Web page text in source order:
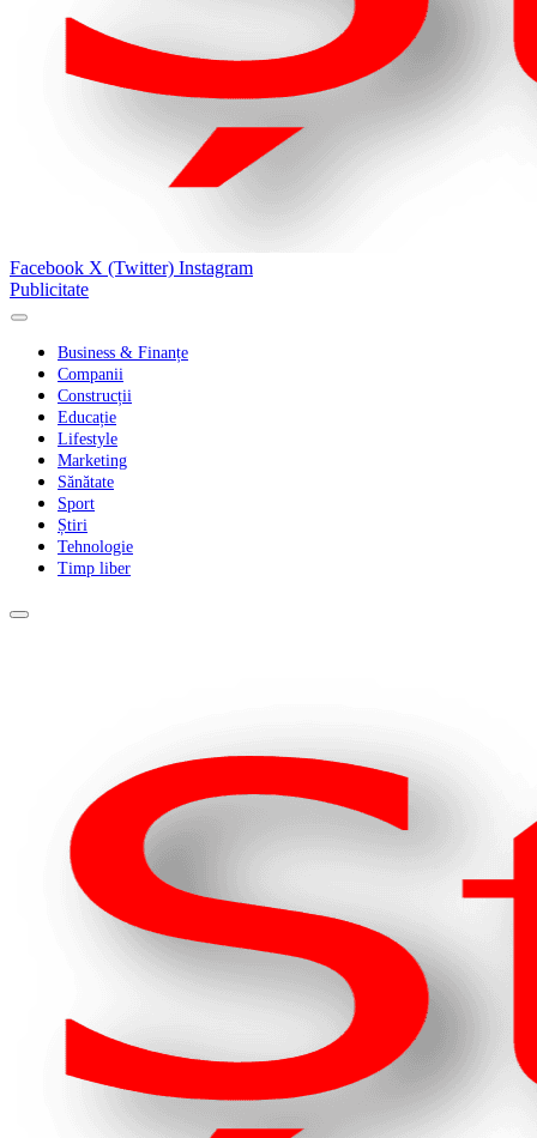
Facebook X (Twitter) Instagram
Publicitate
Business & Finanțe
Companii
Construcții
Educație
Lifestyle
Marketing
Sănătate
Sport
Știri
Tehnologie
Timp liber